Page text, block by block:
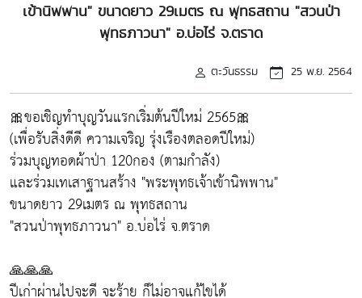
เข้านิพพาน" ขนาดยาว 29เมตร ณ พุทธสถาน "สวนป่า
พุทธภาวนา" อ.บ่อไร่ จ.ตราด
ตะวันธรรม 25 พ.ย. 2564
🎀ขอเชิญทำบุญวันแรกเริ่มต้นปีใหม่ 2565🎀
(เพื่อรับสิ่งดีดี ความเจริญ รุ่งเรืองตลอดปีใหม่)
ร่วมบุญทอดผ้าป่า 120กอง (ตามกำลัง)
และร่วมเทเสาฐานสร้าง "พระพุทธเจ้าเข้านิพพาน"
ขนาดยาว 29เมตร ณ พุทธสถาน
"สวนป่าพุทธภาวนา" อ.บ่อไร่ จ.ตราด
🙏🙏🙏
ปีเก่าผ่านไปจะดี จะร้าย ก็ไม่อาจแก้ไขได้